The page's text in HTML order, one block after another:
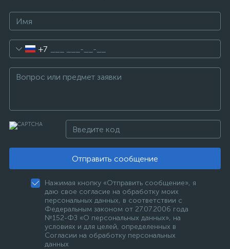
+7
Отправить сообщение
Нажимая кнопку «Отправить сообщение», я
даю свое согласие на обработку моих
персональных данных, в соответствии с
Федеральным законом от 27.07.2006 года
№152-ФЗ «О персональных данных», на
условиях и для целей, определенных в
Согласии на обработку персональных
данных